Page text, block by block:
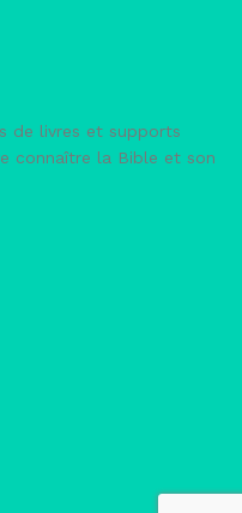
de livres et supports
connaître la Bible et son